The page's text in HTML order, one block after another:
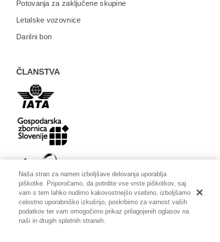
Potovanja za zaključene skupine
Letalske vozovnice
Darilni bon
ČLANSTVA
Naša stran za namen izboljšave delovanja uporablja
piškotke. Priporočamo, da potrdite vse vrste piškotkov, saj
vam s tem lahko nudimo kakovostnejšo vsebino, izboljšamo
celostno uporabniško izkušnjo, poskrbimo za varnost vaših
podatkov ter vam omogočimo prikaz prilagojenih oglasov na
naši in drugih spletnih straneh.